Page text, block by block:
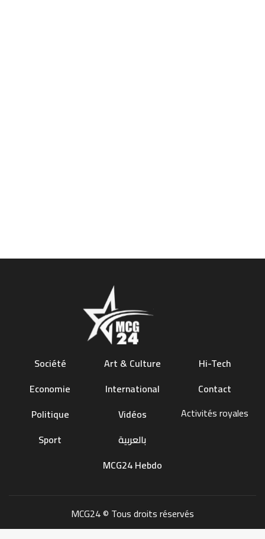
Société
Economie
Politique
Sport
Art & Culture
International
Vidéos
بالعربية
MCG24 Hebdo
Hi-Tech
Contact
Activités royales
MCG24 © Tous droits réservés